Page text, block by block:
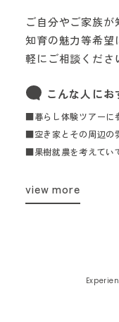
ご自分やご家族が
知育の魅力等希
軽にご相談くださ
こんな人にお
■暮らし体験ツアーに
■空き家とその周辺の
■果樹就農を考えてい
view more